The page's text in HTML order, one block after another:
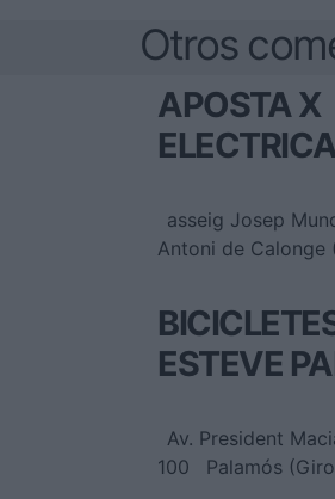
Otros
APOSTA X
asseig Josep
Antoni de Calonge
ESTEVE
Av. President
100
Palamós